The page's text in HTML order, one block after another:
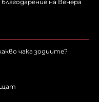
на Венера
чака зодиите?